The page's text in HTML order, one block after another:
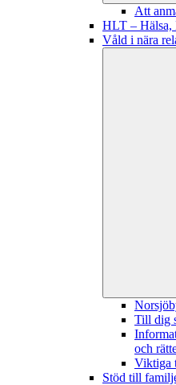
Att
HLT – Hälsa,
Våld i nära
Till dig
och
Viktiga
Stöd till